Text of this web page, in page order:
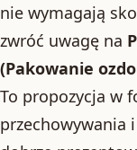
nie wymagają
zwróć uwagę na
(Pakowanie
To propozycja w
przechowywania